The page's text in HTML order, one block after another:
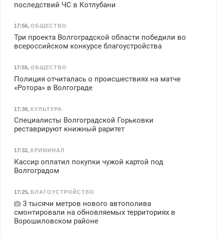
последствий ЧС в Котлубани
17:56, ОБЩЕСТВО
Три проекта Волгоградской области победили во
всероссийском конкурсе благоустройства
17:55, ОБЩЕСТВО
Полиция отчиталась о происшествиях на матче
«Ротора» в Волгограде
17:38, КУЛЬТУРА
Специалисты Волгоградской Горьковки
реставрируют книжный раритет
17:32, КРИМИНАЛ
Кассир оплатил покупки чужой картой под
Волгоградом
17:25, БЛАГОУСТРОЙСТВО
3 тысячи метров нового автополива
смонтировали на обновляемых территориях в
Ворошиловском районе